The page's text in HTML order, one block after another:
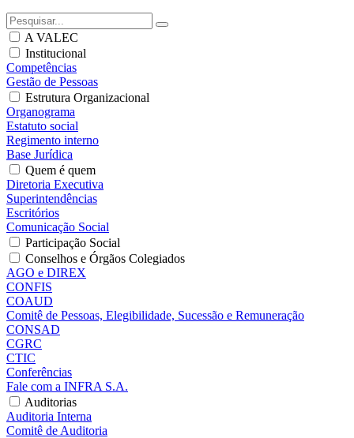
A VALEC
Institucional
Competências
Gestão de Pessoas
Estrutura Organizacional
Organograma
Estatuto social
Regimento interno
Base Jurídica
Quem é quem
Diretoria Executiva
Superintendências
Escritórios
Comunicação Social
Participação Social
Conselhos e Órgãos Colegiados
AGO e DIREX
CONFIS
COAUD
Comitê de Pessoas, Elegibilidade, Sucessão e Remuneração
CONSAD
CGRC
CTIC
Conferências
Fale com a INFRA S.A.
Auditorias
Auditoria Interna
Comitê de Auditoria